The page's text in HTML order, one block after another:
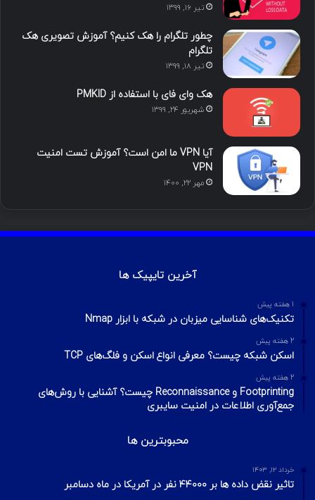
ن
ا
تیر ۱۶, ۱۳۹۹
چطور تلگرام را هک کنیم؟ آموزش تصویری هک
تلگرام
تیر ۱۸, ۱۳۹۹
هک وای فای با استفاده از PMKID
شهریور ۲۴, ۱۳۹۹
آیا VPN ما امن است؟ آموزش تست امنیت
VPN
مهر ۲۲, ۱۴۰۰
آخرین تایپیک ها
1 هفته پیش
تکنیک‌های شناسایی میزبان در شبکه با ابزار Nmap
2 هفته پیش
اسکن شبکه چیست؟ معرفی انواع اسکن و فلگ‌های TCP
2 هفته پیش
Footprinting و Reconnaissance چیست؟ آشنایی با روش‌های
جمع‌آوری اطلاعات در امنیت سایبری
محبوبترین ها
خرداد ۱۲, ۱۴۰۳
تاثیر نقض داده ها بر ۴۴۰۰۰ نفر در آمریکا در ماه دسامبر